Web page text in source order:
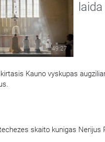
Laidą veda Remigijus
49:27
laida
Kauno vyskupas
skaito kunigas Nerijus